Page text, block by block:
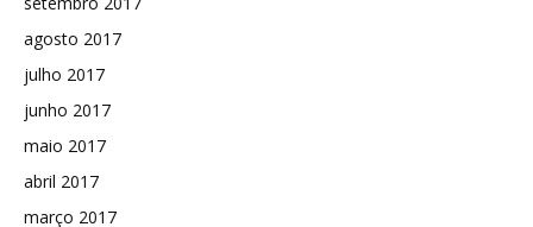
agosto 2017
julho 2017
junho 2017
maio 2017
abril 2017
março 2017